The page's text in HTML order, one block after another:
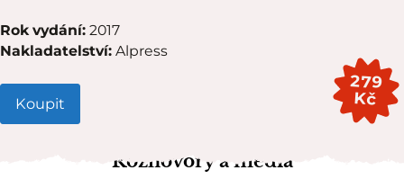
Rok vydání: 2017
Nakladatelství: Alpress
279
Kč
Koupit
Rozhovory a média